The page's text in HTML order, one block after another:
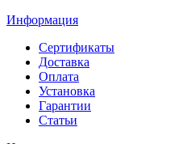
Информация
Сертификаты
Доставка
Оплата
Установка
Гарантии
Статьи